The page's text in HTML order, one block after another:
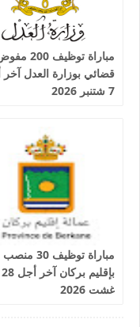
مباراة توظيف 200
قضائي بوزارة العدل
7 شتنبر 2026
مباراة توظيف 30 منصب
بإقليم بركان آخر أجل 28
غشت 2026